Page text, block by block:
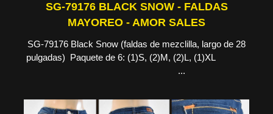
SG-79176 BLACK SNOW - FALDAS
MAYOREO - AMOR SALES
SG-79176 Black Snow (faldas de mezclilla, largo de 28
pulgadas) Paquete de 6: (1)S, (2)M, (2)L, (1)XL
...